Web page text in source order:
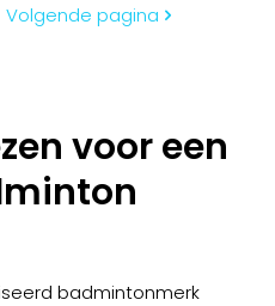
Volgende pagina
voor een
badmintonmerk